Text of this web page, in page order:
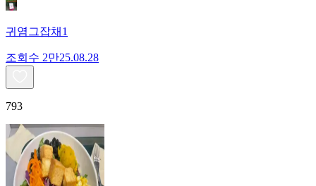
귀염그잡채1
조회수 2만25.08.28
793